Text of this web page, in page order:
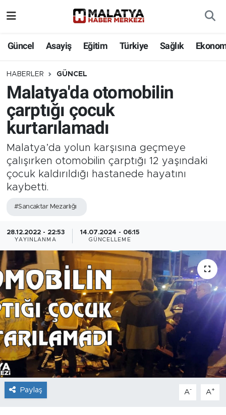
Güncel Asayiş Eğitim Türkiye Sağlık
HABERLER GÜNCEL
Malatya'da otomobilin
çarptığı çocuk
kurtarılamadı
Malatya’da yolun karşısına geçmeye
çalışırken otomobilin çarptığı 12 yaşındaki
çocuk kaldırıldığı hastanede hayatını
kaybetti.
#Sancaktar Mezarlığı
28.12.2022 - 22:53
YAYINLANMA
14.07.2024 - 06:15
GÜNCELLEME
Paylaş A- A+
Eğitim
Türkiye
Sağlık
Güncel
Kültür
İş İlanları
Dünya
Spor
Yazıhan
Kuluncak
Yeşilyurt
Akçadağ